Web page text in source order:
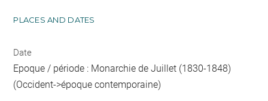
PLACES AND DATES
Date
Epoque / période : Monarchie de Juillet (1830-1848)
(Occident->époque contemporaine)